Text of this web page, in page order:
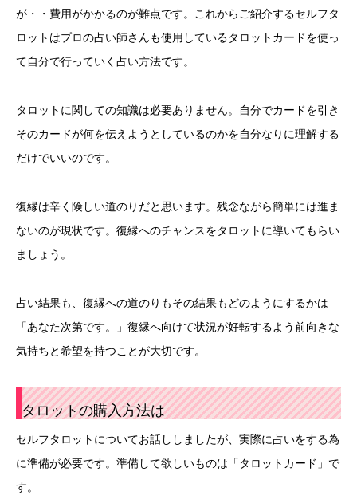
が・・費用がかかるのが難点です。これからご紹介するセルフタ
ロットはプロの占い師さんも使用しているタロットカードを使っ
て自分で行っていく占い方法です。
タロットに関しての知識は必要ありません。自分でカードを引き
そのカードが何を伝えようとしているのかを自分なりに理解する
だけでいいのです。
復縁は辛く険しい道のりだと思います。残念ながら簡単には進ま
ないのが現状です。復縁へのチャンスをタロットに導いてもらい
ましょう。
占い結果も、復縁への道のりもその結果もどのようにするかは
「あなた次第です。」復縁へ向けて状況が好転するよう前向きな
気持ちと希望を持つことが大切です。
タロットの購入方法は
セルフタロットについてお話ししましたが、実際に占いをする為
に準備が必要です。準備して欲しいものは「タロットカード」で
す。